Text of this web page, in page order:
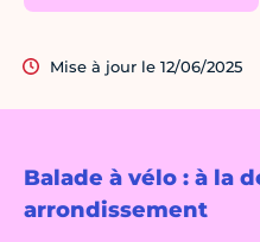
Balade à vélo : à la
arrondissement
Mise à jour le 12/06/2025